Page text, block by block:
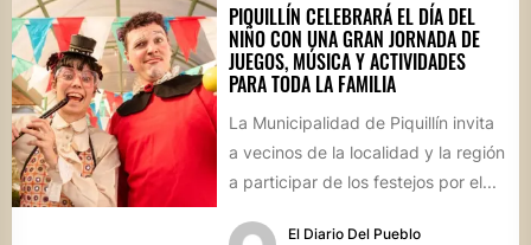
PIQUILLÍN CELEBRARÁ EL DÍA DEL
NIÑO CON UNA GRAN JORNADA DE
JUEGOS, MÚSICA Y ACTIVIDADES
PARA TODA LA FAMILIA
La Municipalidad de Piquillín invita
a vecinos de la localidad y la región
a participar de los festejos por el...
El Diario Del Pueblo